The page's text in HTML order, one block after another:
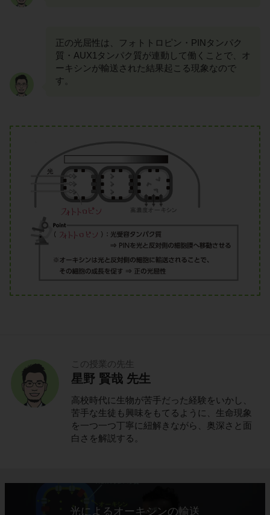
正の光屈性は、フォトトロピン・PINタンパク
質・AUX1タンパク質が連動して働くことで、オ
ーキシンが輸送された結果起こる現象なので
す。
この授業の先生
星野 賢哉 先生
高校時代に生物が苦手だった経験をいかし、
苦手な生徒も興味をもてるように、生命現象
を一つ一つ丁寧に紐解きながら、奥深さと面
白さを解説する。
光によるオーキシンの輸送